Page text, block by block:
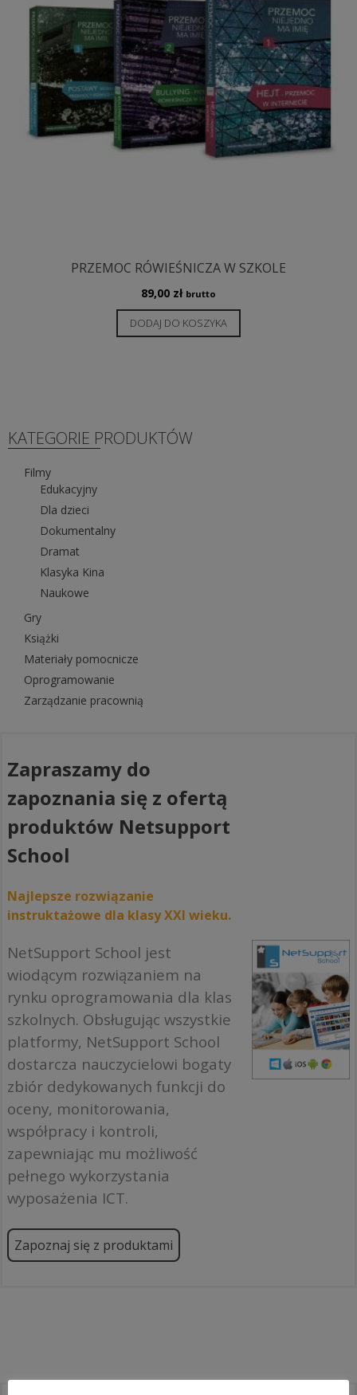
PRZEMOC RÓWIEŚNICZA W SZKOLE
89,00 zł brutto
DODAJ DO KOSZYKA
KATEGORIE PRODUKTÓW
Filmy
Edukacyjny
Dla dzieci
Dokumentalny
Dramat
Klasyka Kina
Naukowe
Gry
Książki
Materiały pomocnicze
Oprogramowanie
Zarządzanie pracownią
Zapraszamy do
zapoznania się z ofertą
produktów Netsupport
School
Najlepsze rozwiązanie
instruktażowe dla klasy XXI wieku.
NetSupport School jest
wiodącym rozwiązaniem na
rynku oprogramowania dla klas
szkolnych. Obsługując wszystkie
platformy, NetSupport School
dostarcza nauczycielowi bogaty
zbiór dedykowanych funkcji do
oceny, monitorowania,
współpracy i kontroli,
zapewniając mu możliwość
pełnego wykorzystania
wyposażenia ICT.
Zapoznaj się z produktami